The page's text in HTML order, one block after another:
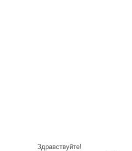
Здравствуйте!